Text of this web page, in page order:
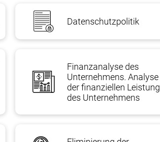
Datenschutzpolitik
Finanzanalyse des
Unternehmens. Analyse
der finanziellen Leistung
des Unternehmens